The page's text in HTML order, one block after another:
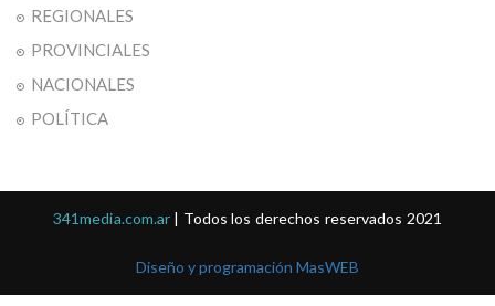
REGIONALES
PROVINCIALES
NACIONALES
POLÍTICA
341media.com.ar | Todos los derechos reservados 2021
Diseño y programación MasWEB